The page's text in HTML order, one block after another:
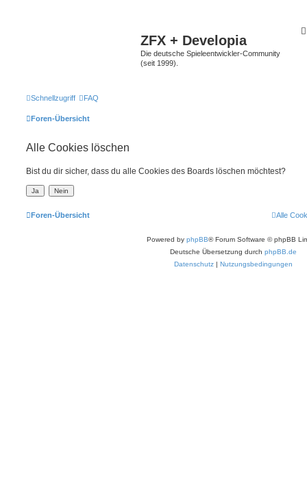
ZFX + Developia
Die deutsche Spieleentwickler-Community
(seit 1999).
Schnellzugriff FAQ
Foren-Übersicht
Alle Cookies löschen
Bist du dir sicher, dass du alle Cookies des Boards löschen möchtest?
Foren-Übersicht Alle
Powered by phpBB® Forum Software © phpBB
Deutsche Übersetzung durch phpBB.de
Datenschutz | Nutzungsbedingungen